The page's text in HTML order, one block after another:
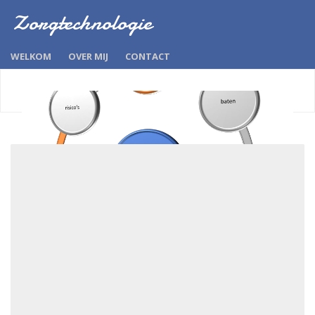
Zorgtechnologie
WELKOM OVER MIJ CONTACT